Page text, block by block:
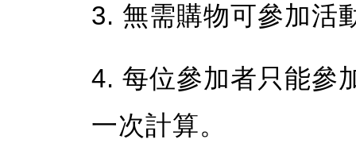
3. 無需購物可參加活
4. 每位參加者只能參
一次計算。